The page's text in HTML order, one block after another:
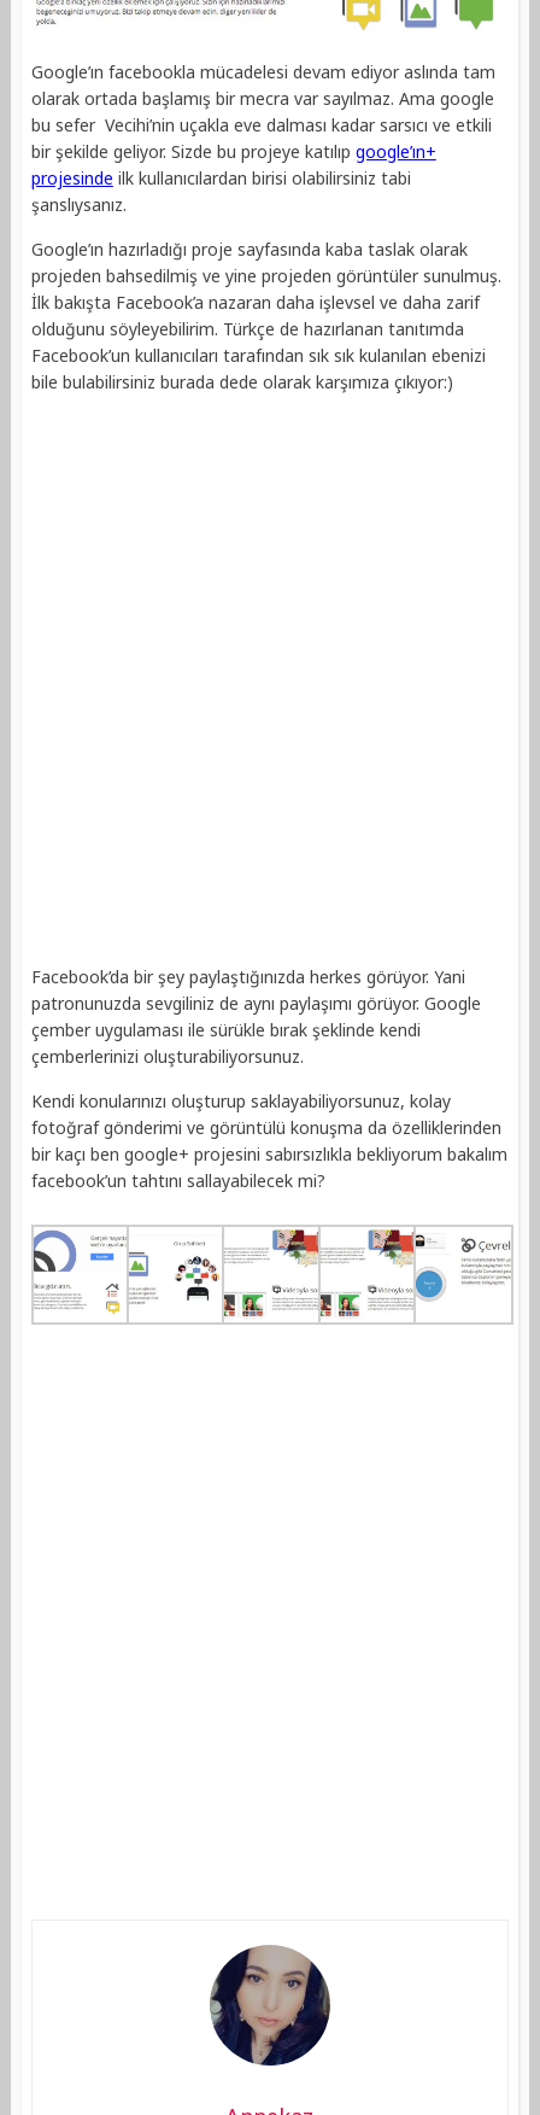
Google’ın facebookla mücadelesi devam ediyor aslında tam
olarak ortada başlamış bir mecra var sayılmaz. Ama google
bu sefer Vecihi’nin uçakla eve dalması kadar sarsıcı ve etkili
bir şekilde geliyor. Sizde bu projeye katılıp google’ın+
projesinde ilk kullanıcılardan birisi olabilirsiniz tabi
şanslıysanız.
Google’ın hazırladığı proje sayfasında kaba taslak olarak
projeden bahsedilmiş ve yine projeden görüntüler sunulmuş.
İlk bakışta Facebook’a nazaran daha işlevsel ve daha zarif
olduğunu söyleyebilirim. Türkçe de hazırlanan tanıtımda
Facebook’un kullanıcıları tarafından sık sık kulanılan ebenizi
bile bulabilirsiniz burada dede olarak karşımıza çıkıyor:)
Facebook’da bir şey paylaştığınızda herkes görüyor. Yani
patronunuzda sevgiliniz de aynı paylaşımı görüyor. Google
çember uygulaması ile sürükle bırak şeklinde kendi
çemberlerinizi oluşturabiliyorsunuz.
Kendi konularınızı oluşturup saklayabiliyorsunuz, kolay
fotoğraf gönderimi ve görüntülü konuşma da özelliklerinden
bir kaçı ben google+ projesini sabırsızlıkla bekliyorum bakalım
facebook’un tahtını sallayabilecek mi?